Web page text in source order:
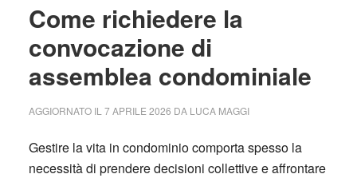
Come richiedere la
convocazione di
assemblea condominiale
AGGIORNATO IL 7 APRILE 2026 DA LUCA MAGGI
Gestire la vita in condominio comporta spesso la
necessità di prendere decisioni collettive e affrontare